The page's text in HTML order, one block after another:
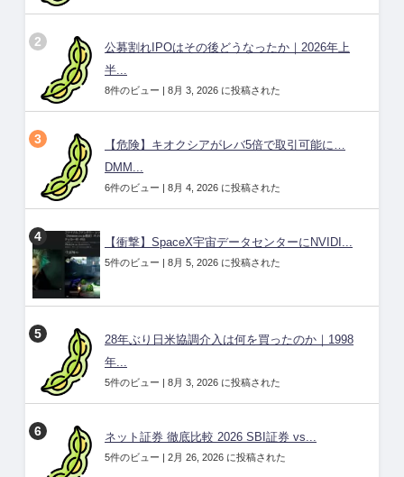
公募割れIPOはその後どうなったか｜2026年上
半...
8件のビュー | 8月 3, 2026 に投稿された
【危険】キオクシアがレバ5倍で取引可能に…
DMM...
6件のビュー | 8月 4, 2026 に投稿された
【衝撃】SpaceX宇宙データセンターにNVIDI...
5件のビュー | 8月 5, 2026 に投稿された
28年ぶり日米協調介入は何を買ったのか｜1998
年...
5件のビュー | 8月 3, 2026 に投稿された
ネット証券 徹底比較 2026 SBI証券 vs...
5件のビュー | 2月 26, 2026 に投稿された